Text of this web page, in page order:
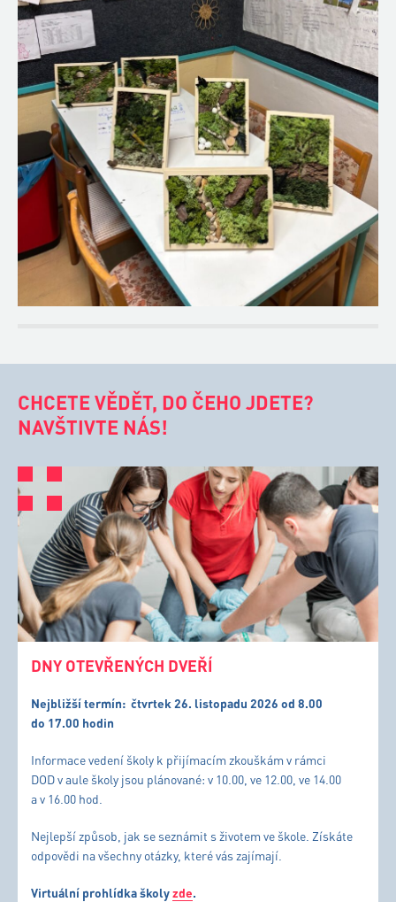
CHCETE VĚDĚT, DO ČEHO JDETE?
NAVŠTIVTE NÁS!
DNY OTEVŘENÝCH DVEŘÍ
Nejbližší termín: čtvrtek 26. listopadu 2026 od 8.00
do 17.00 hodin
Informace vedení školy k přijímacím zkouškám v rámci
DOD v aule školy jsou plánované: v 10.00, ve 12.00, ve 14.00
a v 16.00 hod.
Nejlepší způsob, jak se seznámit s životem ve škole. Získáte
odpovědi na všechny otázky, které vás zajímají.
Virtuální prohlídka školyzde.